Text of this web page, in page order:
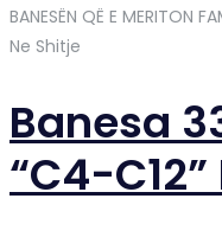
BANESËN QË E MERITON
Ne Shitje
Banesa
“C4-